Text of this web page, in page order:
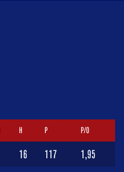
H P P/O
16 117 1,95